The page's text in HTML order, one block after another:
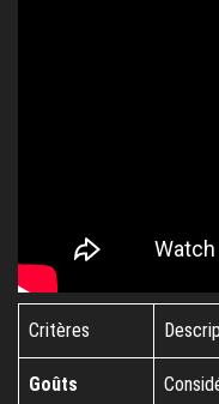
Critères
Goûts